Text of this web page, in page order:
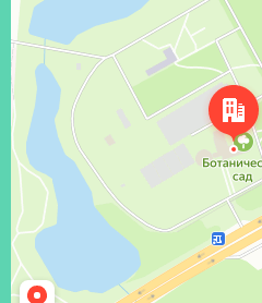
Донецк
Проспект Ильича, 110 — Яндекс Карты